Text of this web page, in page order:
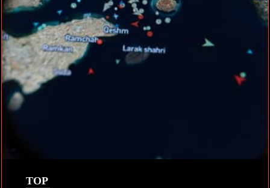
TOP